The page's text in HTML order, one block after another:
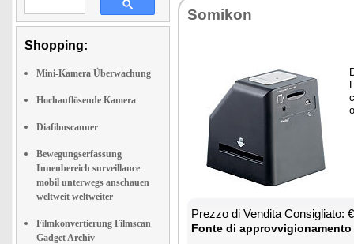
Shopping:
Mini-Kamera Überwachung
Hochauflösende Kamera
Diafilmscanner
Bewegungserfassung
Innenbereich surveillance
mobil unterwegs anschauen
weltweit weltweiter
Filmkonvertierung Filmscan
Gadget Archiv
So­mi­kon
Prez­zo di Ven­di­ta Con­si­glia­to:
Fon­te di